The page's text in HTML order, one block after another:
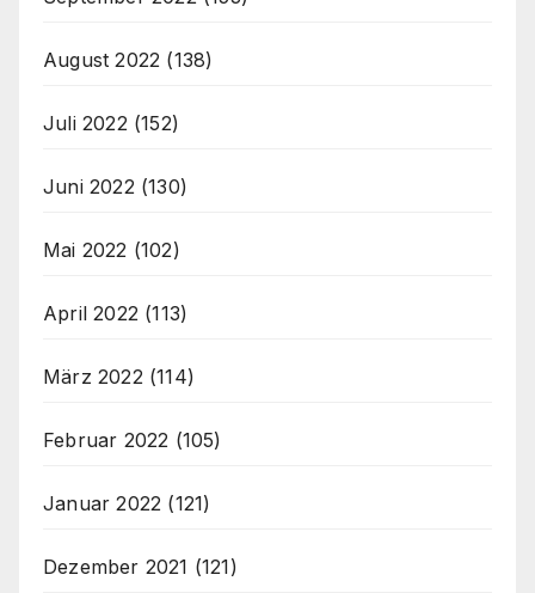
August 2022 (138)
Juli 2022 (152)
Juni 2022 (130)
Mai 2022 (102)
April 2022 (113)
März 2022 (114)
Februar 2022 (105)
Januar 2022 (121)
Dezember 2021 (121)